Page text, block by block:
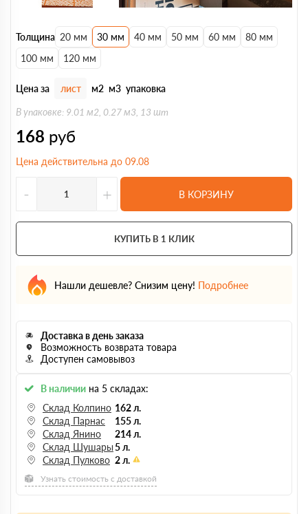
Толщина 20 мм 30 мм 40 мм 50 мм 60 мм
80 мм
100 мм
120 мм
Цена за лист м2 м3 упаковка
В упаковке: 9.01 м2, 0.27 м3, 13 шт
168 руб
Цена действительна до 09.08
- + В КОРЗИНУ
КУПИТЬ В 1 КЛИК
Нашли дешевле? Снизим цену! Подробнее
Доставка в день заказа
Возможность возврата товара
Доступен самовывоз
В наличии на 5 складах:
Склад Колпино 162 л.
Склад Парнас
155 л.
Склад Янино
214 л.
Склад Шушары 5 л.
Склад Пулково 2 л.
Узнать стоимость с доставкой